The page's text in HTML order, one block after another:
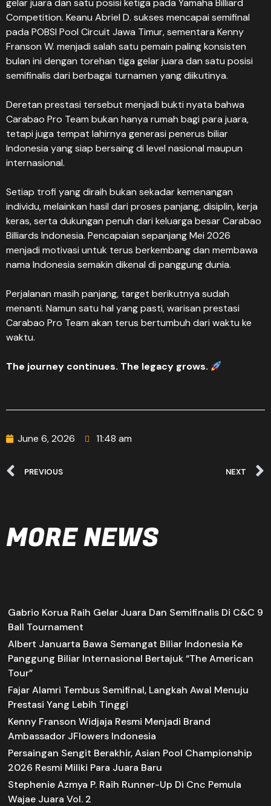
gelar juara dan satu posisi ketiga pada Yamaha Billiard
Competition. Keanu Abriel D. sukses mencapai semifinal
pada POBSI Pool Circuit Jawa Timur, sementara Kenny
Franson W. menjadi salah satu pemain paling konsisten
bulan ini dengan torehan tiga gelar juara dan satu posisi
semifinalis dari berbagai turnamen yang diikutinya.
Deretan prestasi tersebut menjadi bukti nyata bahwa
Carabao Pro Team bukan hanya rumah bagi para juara,
tetapi juga tempat lahirnya generasi penerus biliar
Indonesia yang siap bersaing di level nasional maupun
internasional.
Setiap trofi yang diraih bukan sekadar kemenangan
individu, melainkan hasil dari proses panjang, disiplin, kerja
keras, serta dukungan penuh dari keluarga besar Carabao
Billiards Indonesia. Pencapaian sepanjang Mei 2026
menjadi motivasi untuk terus berkembang dan membawa
nama Indonesia semakin dikenal di panggung dunia.
Perjalanan masih panjang, target berikutnya sudah
menanti. Namun satu hal yang pasti, warisan prestasi
Carabao Pro Team akan terus bertumbuh dari waktu ke
waktu.
The journey continues. The legacy grows.
June 6, 2026 11:48 am
PREVIOUS NEXT
MORE NEWS
Gabrio Korua Raih Gelar Juara Dan Semifinalis Di C&C 9
Ball Tournament
Albert Januarta Bawa Semangat Biliar Indonesia Ke
Panggung Biliar Internasional Bertajuk “The American
Tour”
Fajar Alamri Tembus Semifinal, Langkah Awal Menuju
Prestasi Yang Lebih Tinggi
Kenny Franson Widjaja Resmi Menjadi Brand
Ambassador JFlowers Indonesia
Persaingan Sengit Berakhir, Asian Pool Championship
2026 Resmi Miliki Para Juara Baru
Stephenie Azmya P. Raih Runner-Up Di Cnc Pemula
Wajae Juara Vol. 2